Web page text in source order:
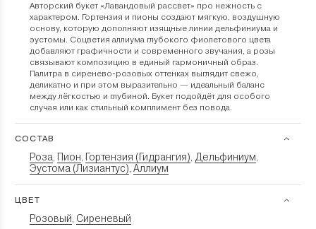
Авторский букет «Лавандовый рассвет» про нежность с
характером. Гортензия и пионы создают мягкую, воздушную
основу, которую дополняют изящные линии дельфиниума и
эустомы. Соцветия аллиума глубокого фиолетового цвета
добавляют графичности и современного звучания, а розы
связывают композицию в единый гармоничный образ.
Палитра в сиренево-розовых оттенках выглядит свежо,
деликатно и при этом выразительно — идеальный баланс
между лёгкостью и глубиной. Букет подойдёт для особого
случая или как стильный комплимент без повода.
СОСТАВ
Роза, Пион, Гортензия (Гидрангия), Дельфиниум,
Эустома (Лизиантус), Аллиум
ЦВЕТ
Розовый, Сиреневый